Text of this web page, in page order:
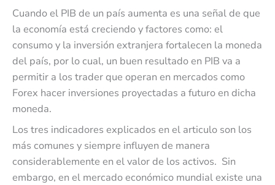
Cuando el PIB de un país aumenta es una señal de que
la economía está creciendo y factores como: el
consumo y la inversión extranjera fortalecen la moneda
del país, por lo cual, un buen resultado en PIB va a
permitir a los trader que operan en mercados como
Forex hacer inversiones proyectadas a futuro en dicha
moneda.
Los tres indicadores explicados en el articulo son los
más comunes y siempre influyen de manera
considerablemente en el valor de los activos. Sin
embargo, en el mercado económico mundial existe una